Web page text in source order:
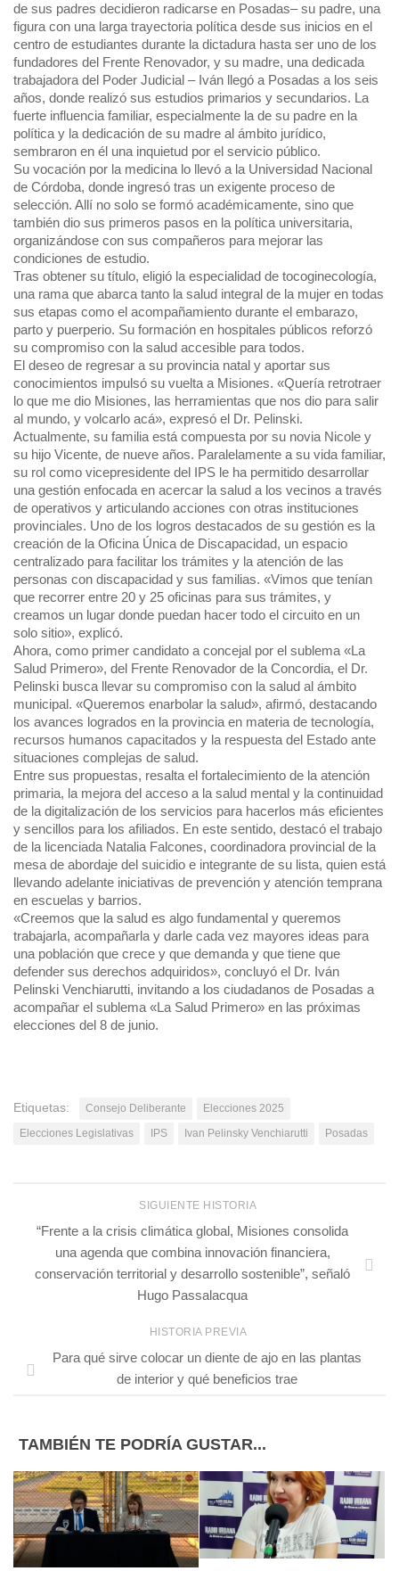
de sus padres decidieron radicarse en Posadas– su padre, una
figura con una larga trayectoria política desde sus inicios en el
centro de estudiantes durante la dictadura hasta ser uno de los
fundadores del Frente Renovador, y su madre, una dedicada
trabajadora del Poder Judicial – Iván llegó a Posadas a los seis
años, donde realizó sus estudios primarios y secundarios. La
fuerte influencia familiar, especialmente la de su padre en la
política y la dedicación de su madre al ámbito jurídico,
sembraron en él una inquietud por el servicio público.
Su vocación por la medicina lo llevó a la Universidad Nacional
de Córdoba, donde ingresó tras un exigente proceso de
selección. Allí no solo se formó académicamente, sino que
también dio sus primeros pasos en la política universitaria,
organizándose con sus compañeros para mejorar las
condiciones de estudio.
Tras obtener su título, eligió la especialidad de tocoginecología,
una rama que abarca tanto la salud integral de la mujer en todas
sus etapas como el acompañamiento durante el embarazo,
parto y puerperio. Su formación en hospitales públicos reforzó
su compromiso con la salud accesible para todos.
El deseo de regresar a su provincia natal y aportar sus
conocimientos impulsó su vuelta a Misiones. «Quería retrotraer
lo que me dio Misiones, las herramientas que nos dio para salir
al mundo, y volcarlo acá», expresó el Dr. Pelinski.
Actualmente, su familia está compuesta por su novia Nicole y
su hijo Vicente, de nueve años. Paralelamente a su vida familiar,
su rol como vicepresidente del IPS le ha permitido desarrollar
una gestión enfocada en acercar la salud a los vecinos a través
de operativos y articulando acciones con otras instituciones
provinciales. Uno de los logros destacados de su gestión es la
creación de la Oficina Única de Discapacidad, un espacio
centralizado para facilitar los trámites y la atención de las
personas con discapacidad y sus familias. «Vimos que tenían
que recorrer entre 20 y 25 oficinas para sus trámites, y
creamos un lugar donde puedan hacer todo el circuito en un
solo sitio», explicó.
Ahora, como primer candidato a concejal por el sublema «La
Salud Primero», del Frente Renovador de la Concordia, el Dr.
Pelinski busca llevar su compromiso con la salud al ámbito
municipal. «Queremos enarbolar la salud», afirmó, destacando
los avances logrados en la provincia en materia de tecnología,
recursos humanos capacitados y la respuesta del Estado ante
situaciones complejas de salud.
Entre sus propuestas, resalta el fortalecimiento de la atención
primaria, la mejora del acceso a la salud mental y la continuidad
de la digitalización de los servicios para hacerlos más eficientes
y sencillos para los afiliados. En este sentido, destacó el trabajo
de la licenciada Natalia Falcones, coordinadora provincial de la
mesa de abordaje del suicidio e integrante de su lista, quien está
llevando adelante iniciativas de prevención y atención temprana
en escuelas y barrios.
«Creemos que la salud es algo fundamental y queremos
trabajarla, acompañarla y darle cada vez mayores ideas para
una población que crece y que demanda y que tiene que
defender sus derechos adquiridos», concluyó el Dr. Iván
Pelinski Venchiarutti, invitando a los ciudadanos de Posadas a
acompañar el sublema «La Salud Primero» en las próximas
elecciones del 8 de junio.
Etiquetas: Consejo Deliberante
Elecciones 2025
Elecciones Legislativas
IPS Ivan Pelinsky Venchiarutti Posadas
SIGUIENTE HISTORIA
“Frente a la crisis climática global, Misiones consolida
una agenda que combina innovación financiera,
conservación territorial y desarrollo sostenible”, señaló
Hugo Passalacqua
HISTORIA PREVIA
Para qué sirve colocar un diente de ajo en las plantas
de interior y qué beneficios trae
TAMBIÉN TE PODRÍA GUSTAR...